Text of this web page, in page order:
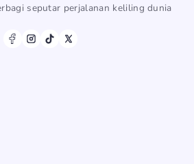
seputar perjalanan keliling dunia